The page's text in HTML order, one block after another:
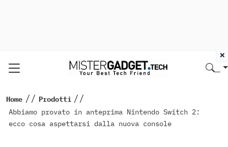
Home // Prodotti //
Abbiamo provato in anteprima Nintendo Switch 2:
ecco cosa aspettarsi dalla nuova console
×